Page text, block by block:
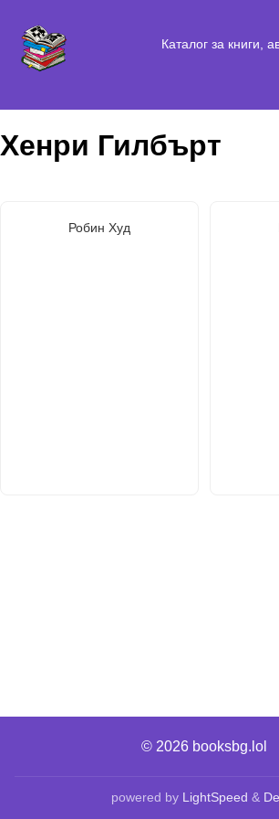
Каталог за книги,
Хенри Гилбърт
Робин Худ
© 2026 booksbg.lol
powered by LightSpeed &